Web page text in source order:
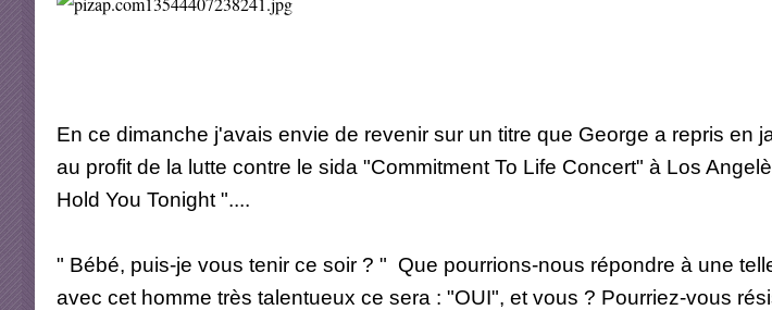
En ce dimanche j'avais envie de revenir sur un titre que George a repris en
au profit de la lutte contre le sida "Commitment To Life Concert" à Los
Hold You Tonight "....
" Bébé, puis-je vous tenir ce soir ? " Que pourrions-nous répondre à une
avec cet homme très talentueux ce sera : "OUI", et vous ? Pourriez-vous